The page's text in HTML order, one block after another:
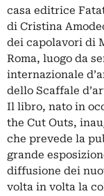
casa editrice
di Cristina
dei capolavori di
Roma, luogo da
internazionale
dello Scaffale
Il libro, nato in
the Cut Outs,
che prevede la
grande
diffusione dei
volta in volta la